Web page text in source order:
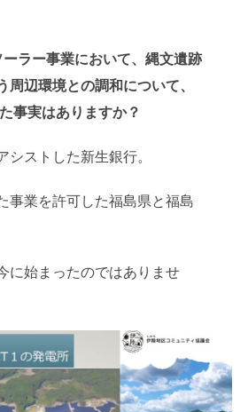
ラー事業において、縄文遺跡
周辺環境との調和について、
事実はありますか？
シストした新生銀行。
事業を許可した福島県と福島
に始まったのではありませ